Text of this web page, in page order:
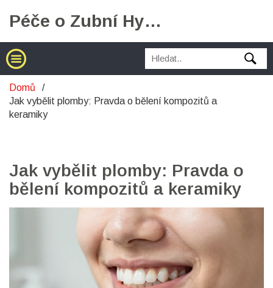
Péče o Zubní Hygienu
Domů
Jak vybělit plomby: Pravda o bělení kompozitů a
keramiky
Jak vybělit plomby: Pravda o
bělení kompozitů a keramiky